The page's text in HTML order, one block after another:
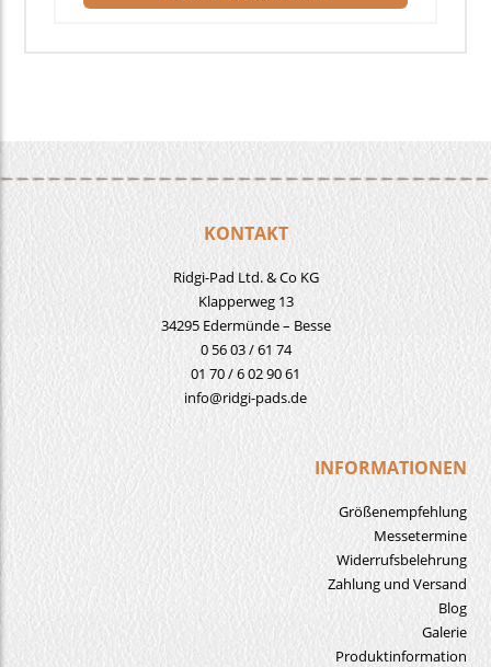
KONTAKT
Ridgi-Pad Ltd. & Co KG
Klapperweg 13
34295 Edermünde – Besse
0 56 03 / 61 74
01 70 / 6 02 90 61
info@ridgi-pads.de
INFORMATIONEN
Größenempfehlung
Messetermine
Widerrufsbelehrung
Zahlung und Versand
Blog
Galerie
Produktinformation